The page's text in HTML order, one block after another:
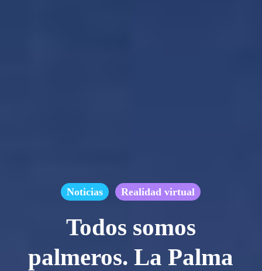
Noticias Realidad virtual
Todos somos
palmeros. La Palma